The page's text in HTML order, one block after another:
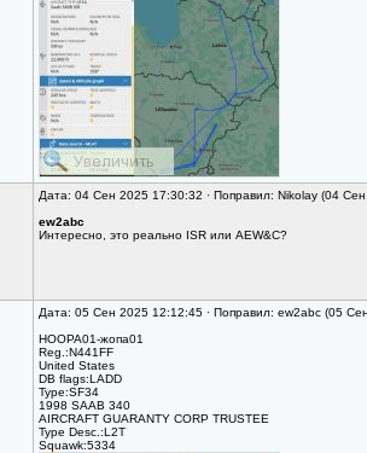
Дата: 04 Сен 2025 17:30:32 · Поправил: Nikolay (04
ew2abc
Интересно, это реально ISR или AEW&C?
Дата: 05 Сен 2025 12:12:45 · Поправил: ew2abc (05
HOOPA01-жопа01
Reg.:N441FF
United States
DB flags:LADD
Type:SF34
1998 SAAB 340
AIRCRAFT GUARANTY CORP TRUSTEE
Type Desc.:L2T
Squawk:5334